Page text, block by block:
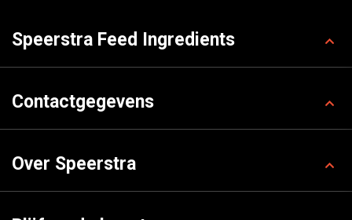
Speerstra Feed Ingredients
Contactgegevens
Over Speerstra